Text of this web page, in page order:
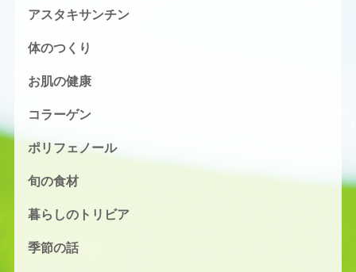
アスタキサンチン
体のつくり
お肌の健康
コラーゲン
ポリフェノール
旬の食材
暮らしのトリビア
季節の話